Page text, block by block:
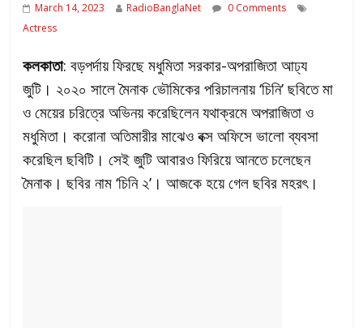
March 14, 2023 RadioBanglaNet
0 Comments
Actress
কলকাতা: বড়পর্দায় ফিরছে মধুমিতা সরকার-অপরাজিতা আঢ্য
জুটি। ২০২০ সালে মৈনাক ভৌমিকের পরিচালনায় ‘চিনি’ ছবিতে মা
ও মেয়ের চরিত্রে অভিনয় করেছিলেন যথাক্রমে অপরাজিতা ও
মধুমিতা। করোনা অতিমারীর মাঝেও বক্স অফিসে ভালো ব্যবসা
করেছিল ছবিটি। সেই জুটি আবারও ফিরিয়ে আনতে চলেছেন
মৈনাক। ছবির নাম ‘চিনি ২’। আজকে হয়ে গেল ছবির মহরৎ।